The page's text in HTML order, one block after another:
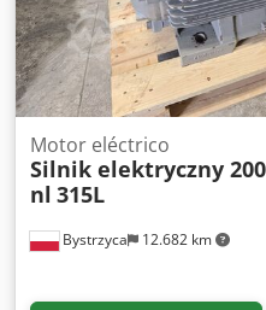
Bystrzyca 12.682 km
Motor eléctrico
Silnik elektryczny 200
nl 315L